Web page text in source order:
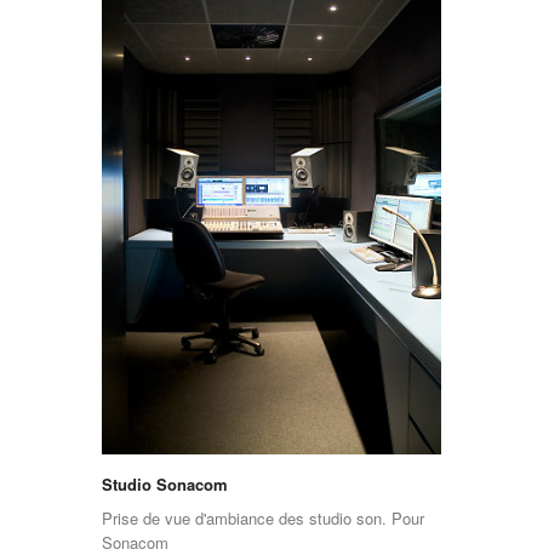
Studio Sonacom
Prise de vue d'ambiance des studio son. Pour
Sonacom